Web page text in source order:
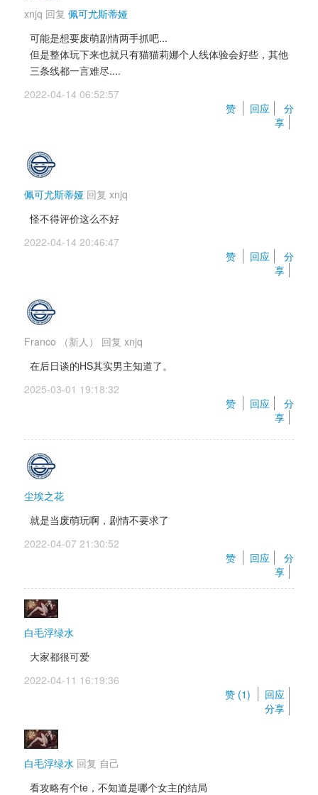
xnjq 回复 佩可尤斯蒂娅
可能是想要废萌剧情两手抓吧...
但是整体玩下来也就只有猫猫莉娜个人线体验会好些，其他
三条线都一言难尽....
2022-04-14 06:52:57
赞
回应
分
享
佩可尤斯蒂娅 回复 xnjq
怪不得评价这么不好
2022-04-14 20:46:47
赞
回应
分
享
Franco （新人） 回复 xnjq
在后日谈的HS其实男主知道了。
2025-03-01 19:18:32
赞
回应
分
享
尘埃之花
就是当废萌玩啊，剧情不要求了
2022-04-07 21:30:52
赞
回应
分
享
白毛浮绿水
大家都很可爱
2022-04-11 16:19:36
赞 (1)
回应
分享
白毛浮绿水 回复 自己
看攻略有个te，不知道是哪个女主的结局